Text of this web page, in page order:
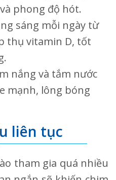
phong độ hót.
sáng mỗi ngày từ
thụ vitamin D, tốt
nắng và tắm nước
mạnh, lông bóng
liên tục
tham gia quá nhiều